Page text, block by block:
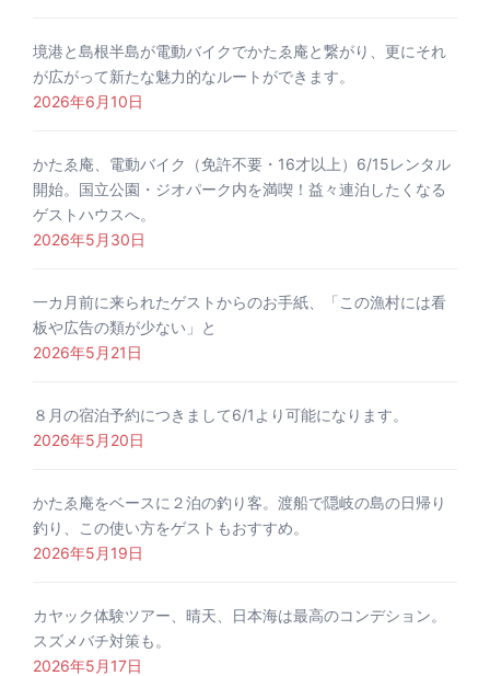
境港と島根半島が電動バイクでかたゑ庵と繋がり、更にそれ
が広がって新たな魅力的なルートができます。
2026年6月10日
かたゑ庵、電動バイク（免許不要・16才以上）6/15レンタル
開始。国立公園・ジオパーク内を満喫！益々連泊したくなる
ゲストハウスへ。
2026年5月30日
一カ月前に来られたゲストからのお手紙、「この漁村には看
板や広告の類が少ない」と
2026年5月21日
８月の宿泊予約につきまして6/1より可能になります。
2026年5月20日
かたゑ庵をベースに２泊の釣り客。渡船で隠岐の島の日帰り
釣り、この使い方をゲストもおすすめ。
2026年5月19日
カヤック体験ツアー、晴天、日本海は最高のコンデション。
スズメバチ対策も。
2026年5月17日